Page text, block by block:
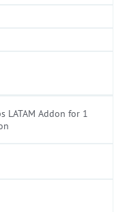
LATAM Addon for 1